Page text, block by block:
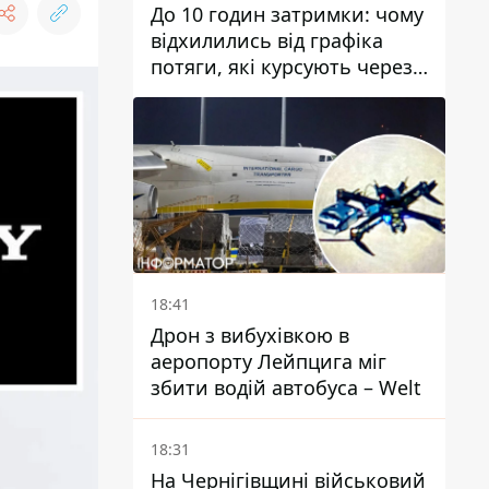
До 10 годин затримки: чому
відхилились від графіка
потяги, які курсують через
Дніпро та область
18:41
Дрон з вибухівкою в
аеропорту Лейпцига міг
збити водій автобуса – Welt
18:31
На Чернігівщині військовий